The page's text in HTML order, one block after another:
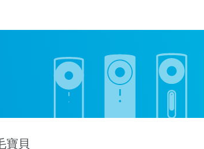
寶貝